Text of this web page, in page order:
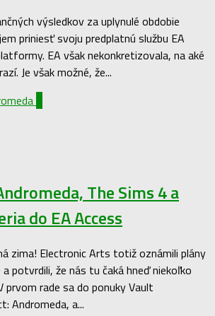
výsledkov za uplynulé obdobie
priniesť svoju predplatnú službu EA
EA však nekonkretizovala, na aké
Je však možné, že...
The Sims 4 a
do EA Access
zima! Electronic Arts totiž oznámili plány
a potvrdili, že nás tu čaká hneď niekoľko
prvom rade sa do ponuky Vault
Andromeda, a...